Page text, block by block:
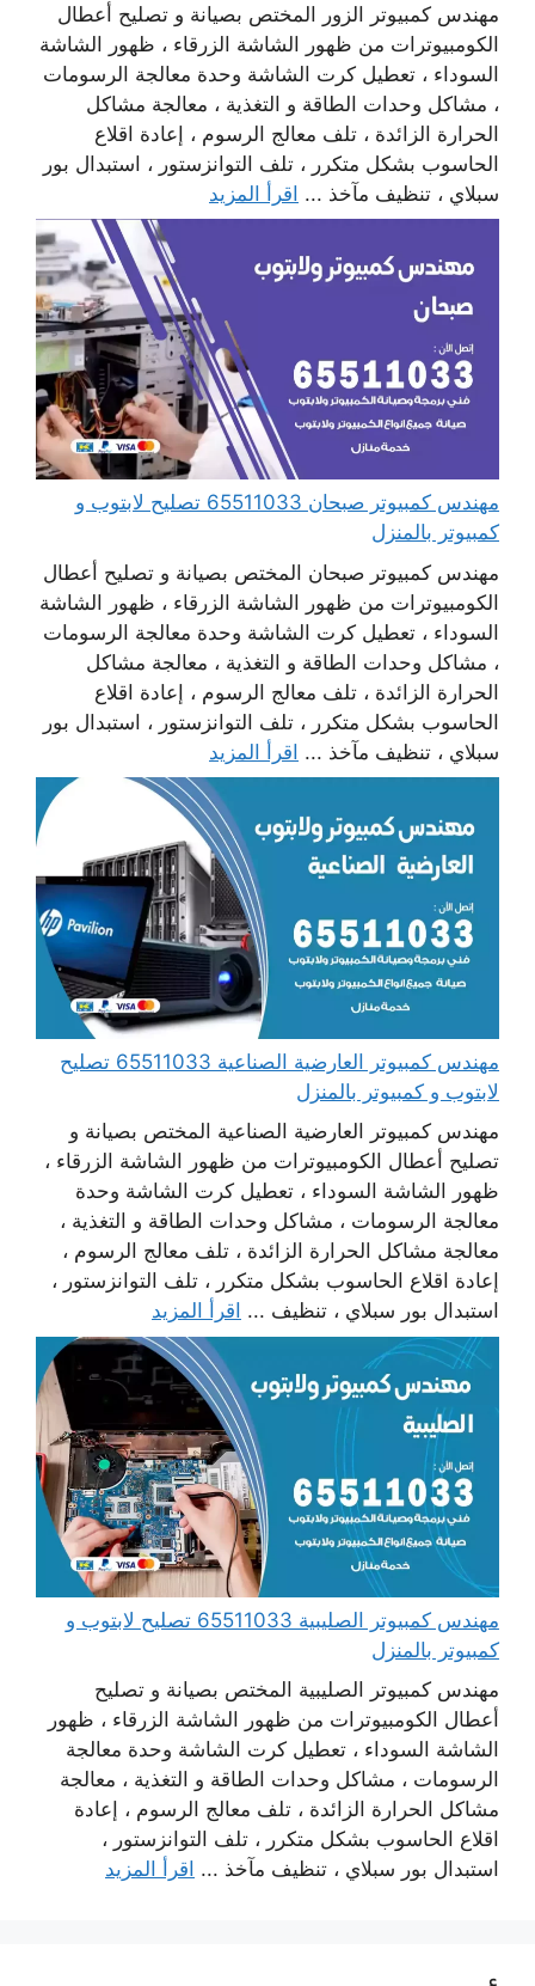
مهندس كمبيوتر الزور المختص بصيانة و تصليح أعطال
الكومبيوترات من ظهور الشاشة الزرقاء ، ظهور الشاشة
السوداء ، تعطيل كرت الشاشة وحدة معالجة الرسومات
، مشاكل وحدات الطاقة و التغذية ، معالجة مشاكل
الحرارة الزائدة ، تلف معالج الرسوم ، إعادة اقلاع
الحاسوب بشكل متكرر ، تلف التوانزستور ، استبدال بور
سبلاي ، تنظيف مآخذ ... اقرأ المزيد
مهندس كمبيوتر صبحان 65511033 تصليح لابتوب و
كمبيوتر بالمنزل
مهندس كمبيوتر صبحان المختص بصيانة و تصليح أعطال
الكومبيوترات من ظهور الشاشة الزرقاء ، ظهور الشاشة
السوداء ، تعطيل كرت الشاشة وحدة معالجة الرسومات
، مشاكل وحدات الطاقة و التغذية ، معالجة مشاكل
الحرارة الزائدة ، تلف معالج الرسوم ، إعادة اقلاع
الحاسوب بشكل متكرر ، تلف التوانزستور ، استبدال بور
سبلاي ، تنظيف مآخذ ... اقرأ المزيد
مهندس كمبيوتر العارضية الصناعية 65511033 تصليح
لابتوب و كمبيوتر بالمنزل
مهندس كمبيوتر العارضية الصناعية المختص بصيانة و
تصليح أعطال الكومبيوترات من ظهور الشاشة الزرقاء ،
ظهور الشاشة السوداء ، تعطيل كرت الشاشة وحدة
معالجة الرسومات ، مشاكل وحدات الطاقة و التغذية ،
معالجة مشاكل الحرارة الزائدة ، تلف معالج الرسوم ،
إعادة اقلاع الحاسوب بشكل متكرر ، تلف التوانزستور ،
استبدال بور سبلاي ، تنظيف ... اقرأ المزيد
مهندس كمبيوتر الصليبية 65511033 تصليح لابتوب و
كمبيوتر بالمنزل
مهندس كمبيوتر الصليبية المختص بصيانة و تصليح
أعطال الكومبيوترات من ظهور الشاشة الزرقاء ، ظهور
الشاشة السوداء ، تعطيل كرت الشاشة وحدة معالجة
الرسومات ، مشاكل وحدات الطاقة و التغذية ، معالجة
مشاكل الحرارة الزائدة ، تلف معالج الرسوم ، إعادة
اقلاع الحاسوب بشكل متكرر ، تلف التوانزستور ،
استبدال بور سبلاي ، تنظيف مآخذ ... اقرأ المزيد